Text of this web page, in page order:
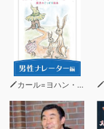
カール=ヨハン・エリーン